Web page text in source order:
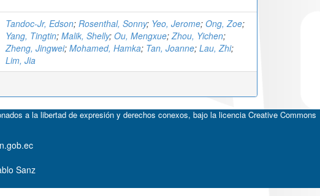
Tandoc-Jr, Edson; Rosenthal, Sonny; Yeo, Jerome; Ong, Zoe;
Yang, Tingtin; Malik, Shelly; Ou, Mengxue;Zhou, Yichen;
Zheng, Jingwei; Mohamed, Hamka; Tan, Joanne; Lau, Zhi;
Lim, Jia
a la libertad de expresión y derechos conexos, bajo la licencia Creative Commons
Sanz